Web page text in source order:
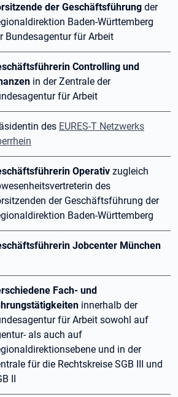
der Geschäftsführung der
Baden-Württemberg
Bundesagentur für Arbeit
Controlling und
in der Zentrale der
für Arbeit
des EURES-T Netzwerks
Operativ zugleich
des
der Geschäftsführung der
Baden-Württemberg
Jobcenter München
Fach- und
innerhalb der
für Arbeit sowohl auf
als auch auf
und in der
für die Rechtskreise SGB III und
II